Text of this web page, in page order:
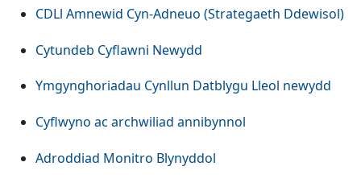
CDLl Amnewid Cyn-Adneuo (Strategaeth Ddewisol)
Cytundeb Cyflawni Newydd
Ymgynghoriadau Cynllun Datblygu Lleol newydd
Cyflwyno ac archwiliad annibynnol
Adroddiad Monitro Blynyddol